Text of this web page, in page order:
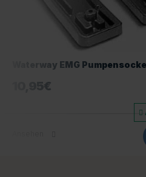
Waterway EMG
10,95€